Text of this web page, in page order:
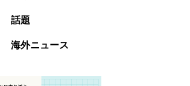
話題
海外ニュース